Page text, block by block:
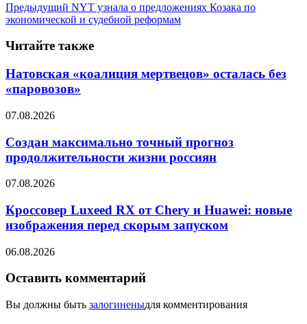
Предыдущий NYT узнала о предложениях Козака по
экономической и судебной реформам
Читайте также
Натовская «коалиция мертвецов» осталась без
«паровозов»
07.08.2026
Создан максимально точный прогноз
продолжительности жизни россиян
07.08.2026
Кроссовер Luxeed RX от Chery и Huawei: новые
изображения перед скорым запуском
06.08.2026
Оставить комментарий
Вы должны быть залогиненыдля комментирования